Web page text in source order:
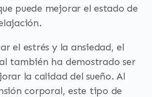
puede mejorar el estado de
el estrés y la ansiedad, el
también ha demostrado ser
la calidad del sueño. Al
corporal, este tipo de